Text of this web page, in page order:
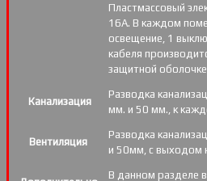
Пластмассовый
16А. В каждом
освещение, 1
кабеля
защитной
Канализация
Разводка
мм. и 50 мм., к
Вентиляция
Разводка
и 50мм, с выходом
В данном разделе